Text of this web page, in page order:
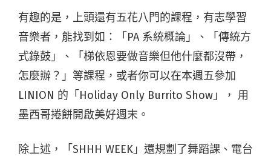
有趣的是，上頭還有五花八門的課程，有志學習
音樂者，能找到如：「PA 系統概論」、「傳統方
式錄鼓」、「梯依恩要做音樂但他什麼都沒帶，
怎麼辦？」等課程，或者你可以在本週五參加
LINION 的「Holiday Only Burrito Show」， 用
墨西哥捲餅開啟美好週末。
除上述，「SHHH WEEK」還規劃了舞蹈課、電台